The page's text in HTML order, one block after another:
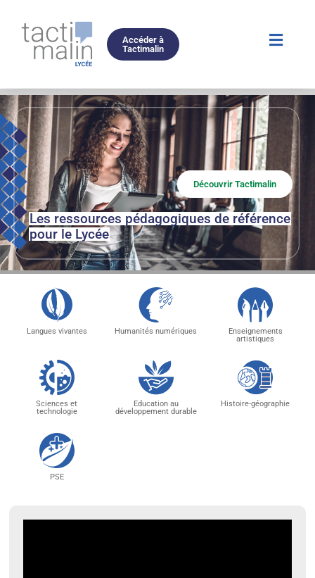
Accéder à
Tactimalin
Les ressources pédagogiques de référence
pour le Lycée
Découvrir Tactimalin
Langues vivantes Humanités numériques
Enseignements
artistiques
Sciences et
technologie
Education au
développement durable
Histoire-géographie
PSE